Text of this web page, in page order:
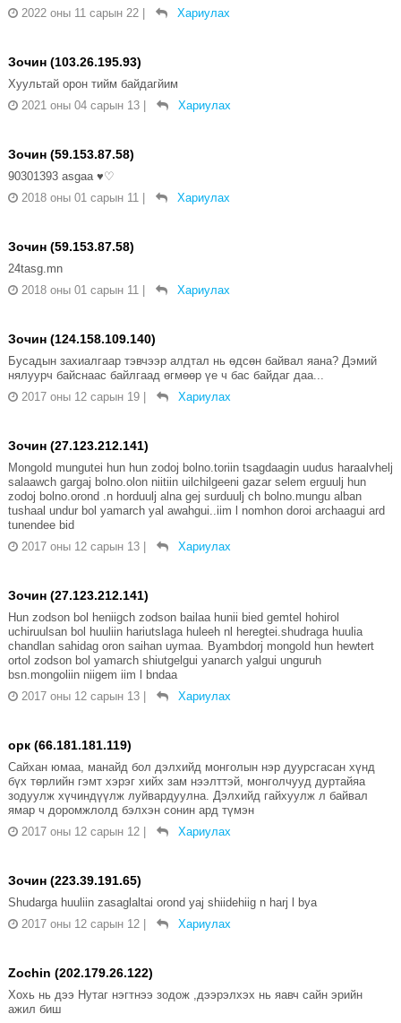
2022 оны 11 сарын 22
Хариулах
Зочин (103.26.195.93)
Хуультай орон тийм байдагйим
2021 оны 04 сарын 13
Хариулах
Зочин (59.153.87.58)
90301393 asgaa ♥♡
2018 оны 01 сарын 11
Хариулах
Зочин (59.153.87.58)
24tasg.mn
2018 оны 01 сарын 11
Хариулах
Зочин (124.158.109.140)
Бусадын захиалгаар тэвчээр алдтал нь өдсөн байвал яана? Дэмий
нялуурч байснаас байлгаад өгмөөр үе ч бас байдаг даа...
2017 оны 12 сарын 19
Хариулах
Зочин (27.123.212.141)
Mongold mungutei hun hun zodoj bolno.toriin tsagdaagin uudus haraalvhelj
salaawch gargaj bolno.olon niitiin uilchilgeeni gazar selem erguulj hun
zodoj bolno.orond .n horduulj alna gej surduulj ch bolno.mungu alban
tushaal undur bol yamarch yal awahgui..iim l nomhon doroi archaagui ard
tunendee bid
2017 оны 12 сарын 13
Хариулах
Зочин (27.123.212.141)
Hun zodson bol heniigch zodson bailaa hunii bied gemtel hohirol
uchiruulsan bol huuliin hariutslaga huleeh nl heregtei.shudraga huulia
chandlan sahidag oron saihan uymaa. Byambdorj mongold hun hewtert
ortol zodson bol yamarch shiutgelgui yanarch yalgui unguruh
bsn.mongoliin niigem iim l bndaa
2017 оны 12 сарын 13
Хариулах
орк (66.181.181.119)
Сайхан юмаа, манайд бол дэлхийд монголын нэр дуурсгасан хүнд
бүх төрлийн гэмт хэрэг хийх зам нээлттэй, монголчууд дуртайяа
зодуулж хүчиндүүлж луйвардуулна. Дэлхийд гайхуулж л байвал
ямар ч доромжлолд бэлхэн сонин ард түмэн
2017 оны 12 сарын 12
Хариулах
Зочин (223.39.191.65)
Shudarga huuliin zasaglaltai orond yaj shiidehiig n harj l bya
2017 оны 12 сарын 12
Хариулах
Zochin (202.179.26.122)
Хохь нь дээ Нутаг нэгтнээ зодож ,дээрэлхэх нь яавч сайн эрийн
ажил биш